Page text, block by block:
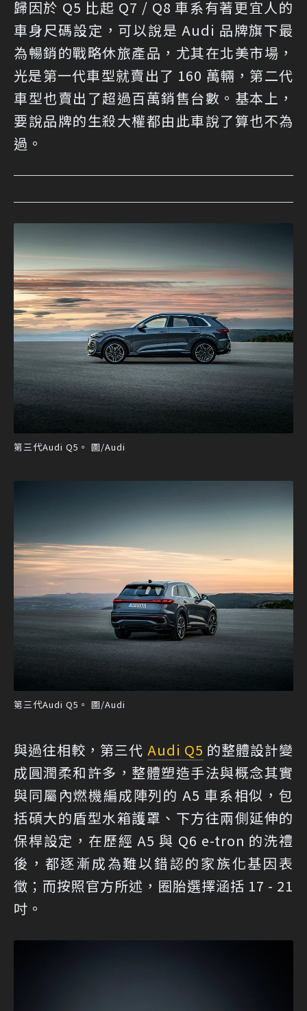
歸因於 Q5 比起 Q7 / Q8 車系有著更宜人的
車身尺碼設定，可以說是 Audi 品牌旗下最
為暢銷的戰略休旅產品，尤其在北美市場，
光是第一代車型就賣出了 160 萬輛，第二代
車型也賣出了超過百萬銷售台數。基本上，
要說品牌的生殺大權都由此車說了算也不為
過。
第三代Audi Q5。 圖/Audi
第三代Audi Q5。 圖/Audi
與過往相較，第三代 Audi Q5 的整體設計變
成圓潤柔和許多，整體塑造手法與概念其實
與同屬內燃機編成陣列的 A5 車系相似，包
括碩大的盾型水箱護罩、下方往兩側延伸的
保桿設定，在歷經 A5 與 Q6 e-tron 的洗禮
後，都逐漸成為難以錯認的家族化基因表
徵；而按照官方所述，圈胎選擇涵括 17 - 21
吋。